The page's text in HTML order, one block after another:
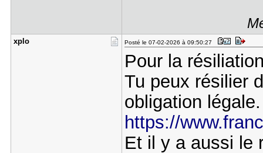
xplo Posté le 07-02-2026 à 09:50:27
Pour la
Tu peux résilier
obligation légale.
https://
Et il y a aussi le